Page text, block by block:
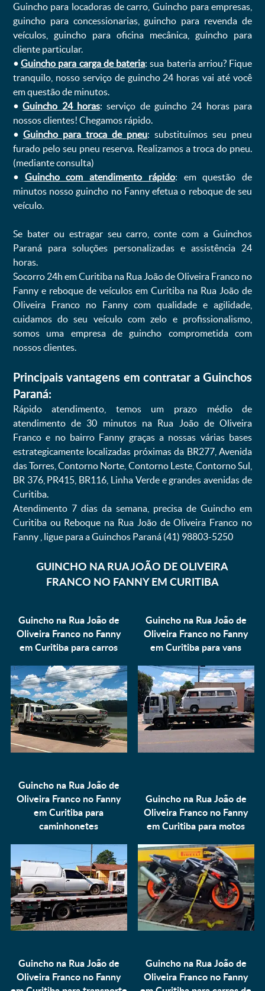
Guincho para locadoras de carro, Guincho para empresas,
guincho para concessionarias, guincho para revenda de
veículos, guincho para oficina mecânica, guincho para
cliente particular.
•Guincho para carga de bateria: sua bateria arriou? Fique
tranquilo, nosso serviço de guincho 24 horas vai até você
em questão de minutos.
•Guincho 24 horas: serviço de guincho 24 horas para
nossos clientes! Chegamos rápido.
• Guincho para troca de pneu: substituímos seu pneu
furado pelo seu pneu reserva. Realizamos a troca do pneu.
(mediante consulta)
• Guincho com atendimento rápido: em questão de
minutos nosso guincho no Fanny efetua o reboque de seu
veículo.
Se bater ou estragar seu carro, conte com a Guinchos
Paraná para soluções personalizadas e assistência 24
horas.
Socorro 24h em Curitiba na Rua João de Oliveira Franco no
Fanny e reboque de veículos em Curitiba na Rua João de
Oliveira Franco no Fanny com qualidade e agilidade,
cuidamos do seu veículo com zelo e profissionalismo,
somos uma empresa de guincho comprometida com
nossos clientes.
Principais vantagens em contratar a Guinchos
Paraná:
Rápido atendimento, temos um prazo médio de
atendimento de 30 minutos na Rua João de Oliveira
Franco e no bairro Fanny graças a nossas várias bases
estrategicamente localizadas próximas da BR277, Avenida
das Torres, Contorno Norte, Contorno Leste, Contorno Sul,
BR 376, PR415, BR116, Linha Verde e grandes avenidas de
Curitiba.
Atendimento 7 dias da semana, precisa de Guincho em
Curitiba ou Reboque na Rua João de Oliveira Franco no
Fanny , ligue para a Guinchos Paraná (41) 98803-5250
GUINCHO NA RUA JOÃO DE OLIVEIRA
FRANCO NO FANNY EM CURITIBA
Guincho na Rua João de
Oliveira Franco no Fanny
em Curitiba paracarros
Guincho na Rua João de
Oliveira Franco no Fanny
em Curitiba paravans
Guincho na Rua João de
Oliveira Franco no Fanny
em Curitiba para
caminhonetes
Guincho na Rua João de
Oliveira Franco no Fanny
em Curitiba para motos
Guincho na Rua João de
Oliveira Franco no Fanny
Guincho na Rua João de
Oliveira Franco no Fanny